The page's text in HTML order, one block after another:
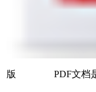
版 PDF文档是